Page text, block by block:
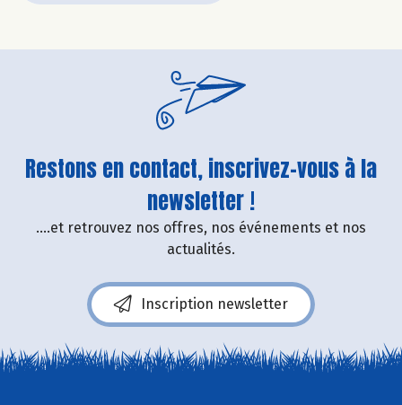
Restons en contact, inscrivez-vous à la
newsletter !
....et retrouvez nos offres, nos événements et nos
actualités.
Inscription newsletter